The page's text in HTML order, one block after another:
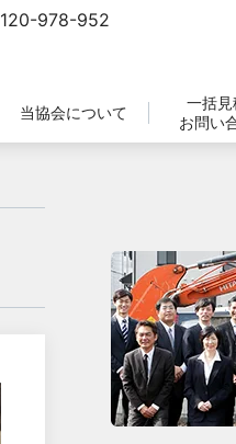
当協会について
一括見
お問い